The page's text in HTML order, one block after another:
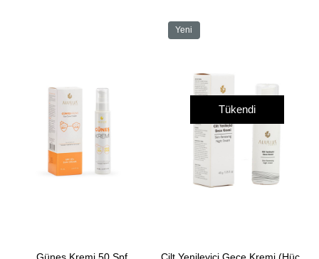
Tükendi
Yeni